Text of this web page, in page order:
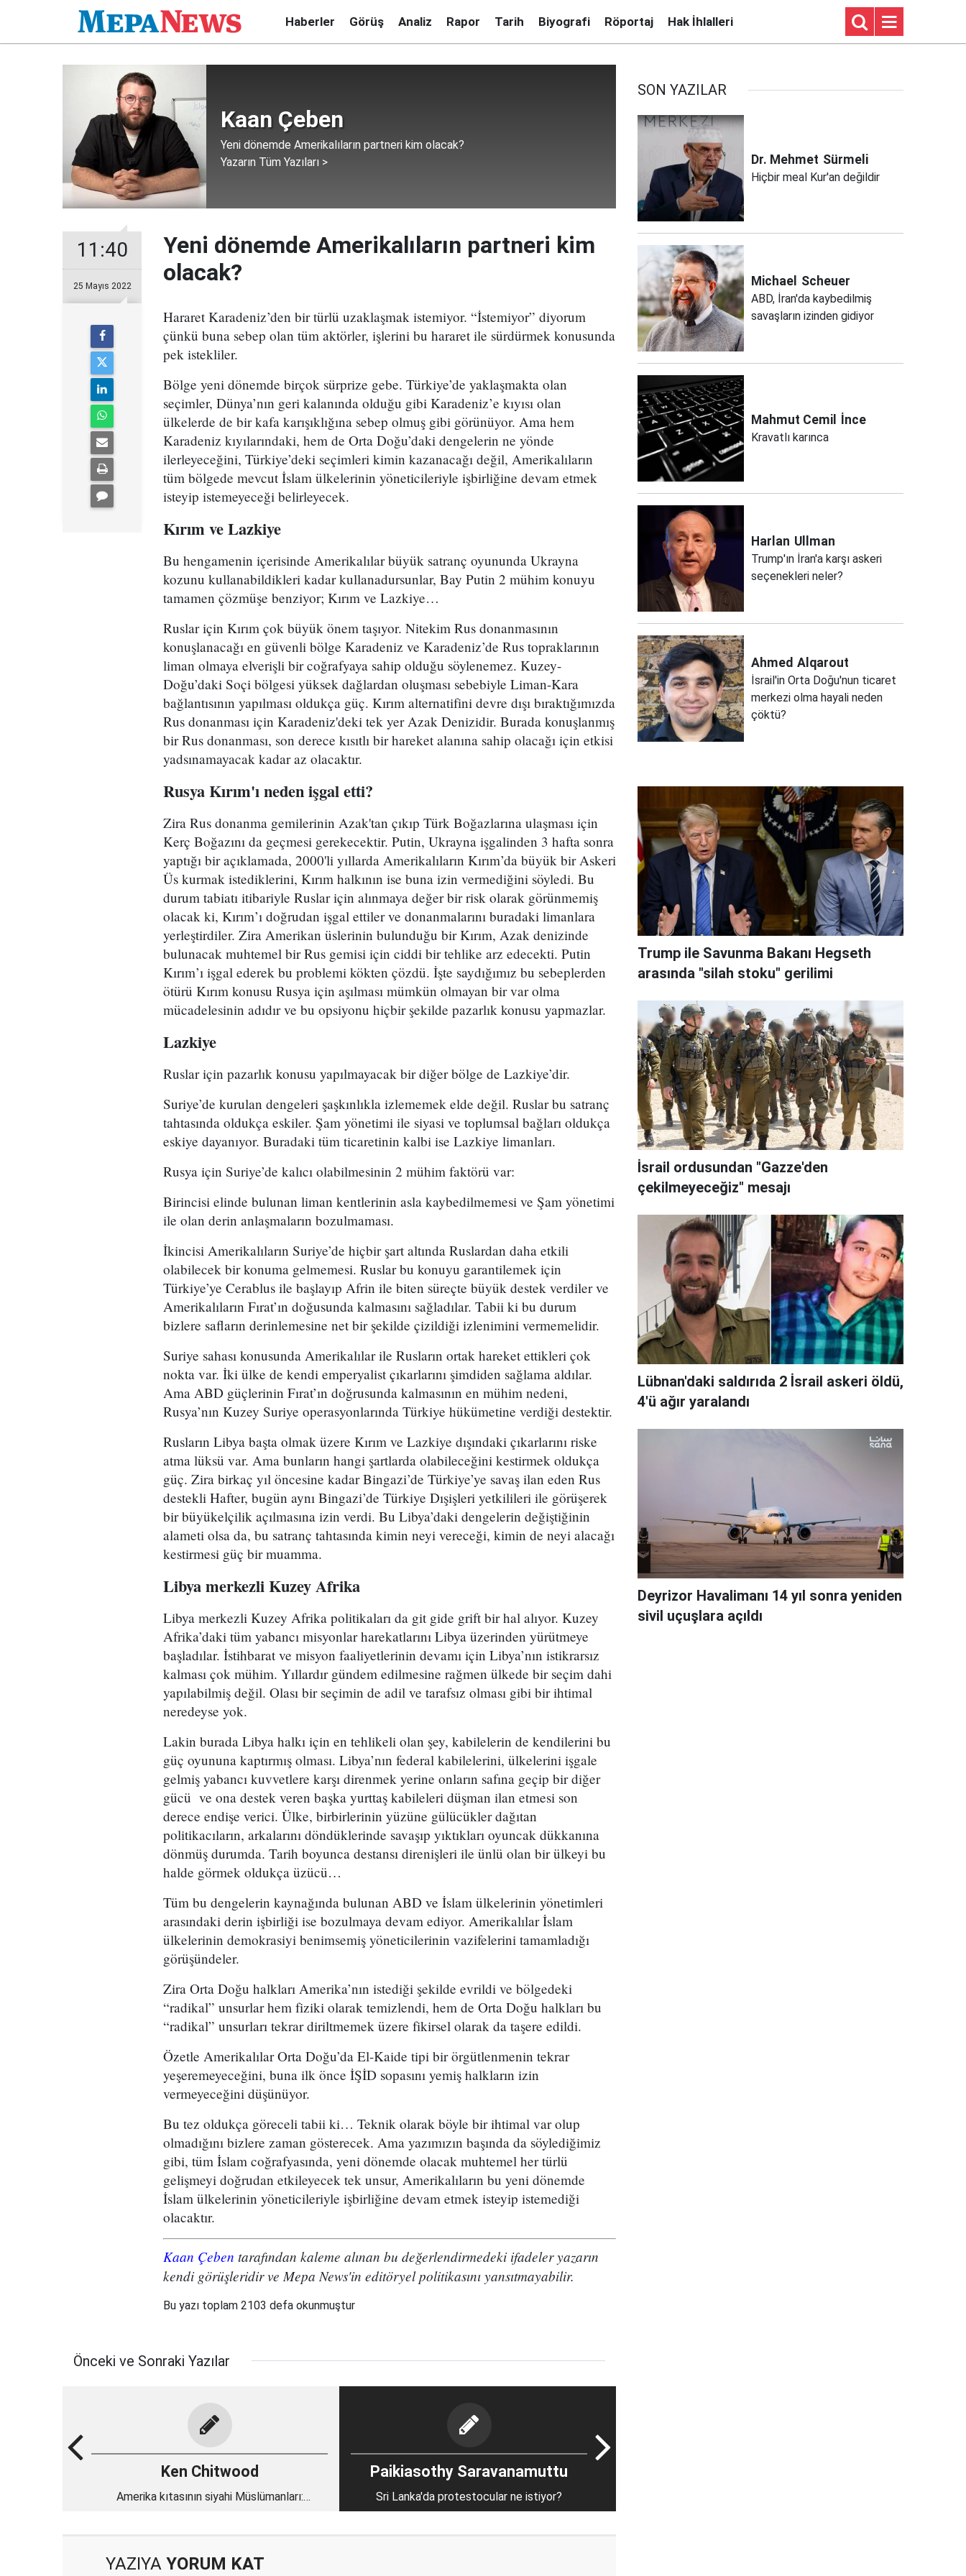
Haberler Görüş Analiz Rapor Tarih Biyografi Röportaj Hak İhlalleri
Kaan Çeben
Yeni dönemde Amerikalıların partneri kim olacak?
Yazarın Tüm Yazıları >
11:40
25 Mayıs 2022
Yeni dönemde Amerikalıların partneri kim
olacak?
Hararet Karadeniz’den bir türlü uzaklaşmak istemiyor. “İstemiyor” diyorum
çünkü buna sebep olan tüm aktörler, işlerini bu hararet ile sürdürmek konusunda
pek istekliler.
Bölge yeni dönemde birçok sürprize gebe. Türkiye’de yaklaşmakta olan
seçimler, Dünya’nın geri kalanında olduğu gibi Karadeniz’e kıyısı olan
ülkelerde de bir kafa karışıklığına sebep olmuş gibi görünüyor. Ama hem
Karadeniz kıyılarındaki, hem de Orta Doğu’daki dengelerin ne yönde
ilerleyeceğini, Türkiye’deki seçimleri kimin kazanacağı değil, Amerikalıların
tüm bölgede mevcut İslam ülkelerinin yöneticileriyle işbirliğine devam etmek
isteyip istemeyeceği belirleyecek.
Kırım ve Lazkiye
Bu hengamenin içerisinde Amerikalılar büyük satranç oyununda Ukrayna
kozunu kullanabildikleri kadar kullanadursunlar, Bay Putin 2 mühim konuyu
tamamen çözmüşe benziyor; Kırım ve Lazkiye…
Ruslar için Kırım çok büyük önem taşıyor. Nitekim Rus donanmasının
konuşlanacağı en güvenli bölge Karadeniz ve Karadeniz’de Rus topraklarının
liman olmaya elverişli bir coğrafyaya sahip olduğu söylenemez. Kuzey-
Doğu’daki Soçi bölgesi yüksek dağlardan oluşması sebebiyle Liman-Kara
bağlantısının yapılması oldukça güç. Kırım alternatifini devre dışı bıraktığımızda
Rus donanması için Karadeniz'deki tek yer Azak Denizidir. Burada konuşlanmış
bir Rus donanması, son derece kısıtlı bir hareket alanına sahip olacağı için etkisi
yadsınamayacak kadar az olacaktır.
Rusya Kırım'ı neden işgal etti?
Zira Rus donanma gemilerinin Azak'tan çıkıp Türk Boğazlarına ulaşması için
Kerç Boğazını da geçmesi gerekecektir. Putin, Ukrayna işgalinden 3 hafta sonra
yaptığı bir açıklamada, 2000'li yıllarda Amerikalıların Kırım’da büyük bir Askeri
Üs kurmak istediklerini, Kırım halkının ise buna izin vermediğini söyledi. Bu
durum tabiatı itibariyle Ruslar için alınmaya değer bir risk olarak görünmemiş
olacak ki, Kırım’ı doğrudan işgal ettiler ve donanmalarını buradaki limanlara
yerleştirdiler. Zira Amerikan üslerinin bulunduğu bir Kırım, Azak denizinde
bulunacak muhtemel bir Rus gemisi için ciddi bir tehlike arz edecekti. Putin
Kırım’ı işgal ederek bu problemi kökten çözdü. İşte saydığımız bu sebeplerden
ötürü Kırım konusu Rusya için aşılması mümkün olmayan bir var olma
mücadelesinin adıdır ve bu opsiyonu hiçbir şekilde pazarlık konusu yapmazlar.
Lazkiye
Ruslar için pazarlık konusu yapılmayacak bir diğer bölge de Lazkiye’dir.
Suriye’de kurulan dengeleri şaşkınlıkla izlememek elde değil. Ruslar bu satranç
tahtasında oldukça eskiler. Şam yönetimi ile siyasi ve toplumsal bağları oldukça
eskiye dayanıyor. Buradaki tüm ticaretinin kalbi ise Lazkiye limanları.
Rusya için Suriye’de kalıcı olabilmesinin 2 mühim faktörü var:
Birincisi elinde bulunan liman kentlerinin asla kaybedilmemesi ve Şam yönetimi
ile olan derin anlaşmaların bozulmaması.
İkincisi Amerikalıların Suriye’de hiçbir şart altında Ruslardan daha etkili
olabilecek bir konuma gelmemesi. Ruslar bu konuyu garantilemek için
Türkiye’ye Cerablus ile başlayıp Afrin ile biten süreçte büyük destek verdiler ve
Amerikalıların Fırat’ın doğusunda kalmasını sağladılar. Tabii ki bu durum
bizlere safların derinlemesine net bir şekilde çizildiği izlenimini vermemelidir.
Suriye sahası konusunda Amerikalılar ile Rusların ortak hareket ettikleri çok
nokta var. İki ülke de kendi emperyalist çıkarlarını şimdiden sağlama aldılar.
Ama ABD güçlerinin Fırat’ın doğrusunda kalmasının en mühim nedeni,
Rusya’nın Kuzey Suriye operasyonlarında Türkiye hükümetine verdiği destektir.
Rusların Libya başta olmak üzere Kırım ve Lazkiye dışındaki çıkarlarını riske
atma lüksü var. Ama bunların hangi şartlarda olabileceğini kestirmek oldukça
güç. Zira birkaç yıl öncesine kadar Bingazi’de Türkiye’ye savaş ilan eden Rus
destekli Hafter, bugün aynı Bingazi’de Türkiye Dışişleri yetkilileri ile görüşerek
bir büyükelçilik açılmasına izin verdi. Bu Libya’daki dengelerin değiştiğinin
alameti olsa da, bu satranç tahtasında kimin neyi vereceği, kimin de neyi alacağı
kestirmesi güç bir muamma.
Libya merkezli Kuzey Afrika
Libya merkezli Kuzey Afrika politikaları da git gide grift bir hal alıyor. Kuzey
Afrika’daki tüm yabancı misyonlar harekatlarını Libya üzerinden yürütmeye
başladılar. İstihbarat ve misyon faaliyetlerinin devamı için Libya’nın istikrarsız
kalması çok mühim. Yıllardır gündem edilmesine rağmen ülkede bir seçim dahi
yapılabilmiş değil. Olası bir seçimin de adil ve tarafsız olması gibi bir ihtimal
neredeyse yok.
Lakin burada Libya halkı için en tehlikeli olan şey, kabilelerin de kendilerini bu
güç oyununa kaptırmış olması. Libya’nın federal kabilelerini, ülkelerini işgale
gelmiş yabancı kuvvetlere karşı direnmek yerine onların safına geçip bir diğer
gücü ve ona destek veren başka yurttaş kabileleri düşman ilan etmesi son
derece endişe verici. Ülke, birbirlerinin yüzüne gülücükler dağıtan
politikacıların, arkalarını döndüklerinde savaşıp yıktıkları oyuncak dükkanına
dönmüş durumda. Tarih boyunca destansı direnişleri ile ünlü olan bir ülkeyi bu
halde görmek oldukça üzücü…
Tüm bu dengelerin kaynağında bulunan ABD ve İslam ülkelerinin yönetimleri
arasındaki derin işbirliği ise bozulmaya devam ediyor. Amerikalılar İslam
ülkelerinin demokrasiyi benimsemiş yöneticilerinin vazifelerini tamamladığı
görüşündeler.
Zira Orta Doğu halkları Amerika’nın istediği şekilde evrildi ve bölgedeki
“radikal” unsurlar hem fiziki olarak temizlendi, hem de Orta Doğu halkları bu
“radikal” unsurları tekrar diriltmemek üzere fikirsel olarak da taşere edildi.
Özetle Amerikalılar Orta Doğu’da El-Kaide tipi bir örgütlenmenin tekrar
yeşeremeyeceğini, buna ilk önce İŞİD sopasını yemiş halkların izin
vermeyeceğini düşünüyor.
Bu tez oldukça göreceli tabii ki… Teknik olarak böyle bir ihtimal var olup
olmadığını bizlere zaman gösterecek. Ama yazımızın başında da söylediğimiz
gibi, tüm İslam coğrafyasında, yeni dönemde olacak muhtemel her türlü
gelişmeyi doğrudan etkileyecek tek unsur, Amerikalıların bu yeni dönemde
İslam ülkelerinin yöneticileriyle işbirliğine devam etmek isteyip istemediği
olacaktır.
Kaan Çeben tarafından kaleme alınan bu değerlendirmedeki ifadeler yazarın
kendi görüşleridir ve Mepa News'in editöryel politikasını yansıtmayabilir.
Bu yazı toplam 2103 defa okunmuştur
Önceki ve Sonraki Yazılar
Ken Chitwood
Amerika kıtasının siyahi Müslümanları:
Paikiasothy Saravanamuttu
Sri Lanka'da protestocular ne istiyor?
YAZIYA YORUM KAT
SON YAZILAR
Dr. Mehmet Sürmeli
Hiçbir meal Kur'an değildir
Michael Scheuer
ABD, İran'da kaybedilmiş
savaşların izinden gidiyor
Mahmut Cemil İnce
Kravatlı karınca
Harlan Ullman
Trump'ın İran'a karşı askeri
seçenekleri neler?
Ahmed Alqarout
İsrail'in Orta Doğu'nun ticaret
merkezi olma hayali neden
çöktü?
Trump ile Savunma Bakanı Hegseth
arasında "silah stoku" gerilimi
İsrail ordusundan "Gazze'den
çekilmeyeceğiz" mesajı
Lübnan'daki saldırıda 2 İsrail askeri öldü,
4'ü ağır yaralandı
Deyrizor Havalimanı 14 yıl sonra yeniden
sivil uçuşlara açıldı